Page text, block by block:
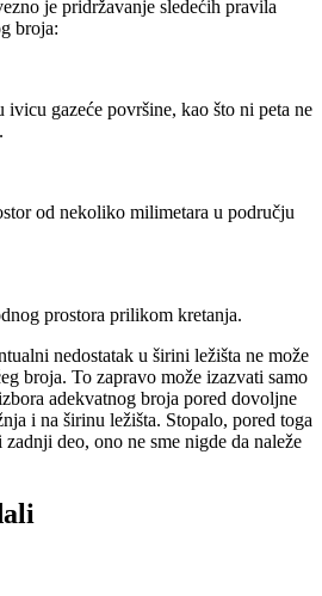
je pridržavanje sledećih pravila
broja:
ivicu gazeće površine, kao što ni peta ne
od nekoliko milimetara u području
prostora prilikom kretanja.
nedostatak u širini ležišta ne može
broja. To zapravo može izazvati samo
adekvatnog broja pored dovoljne
i na širinu ležišta. Stopalo, pored toga
deo, ono ne sme nigde da naleže